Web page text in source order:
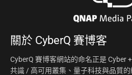
關於 CyberQ 賽博客
CyberQ 賽博客網站的命名正是 Cyber
共識 / 高可用叢集、量子科技與品質的